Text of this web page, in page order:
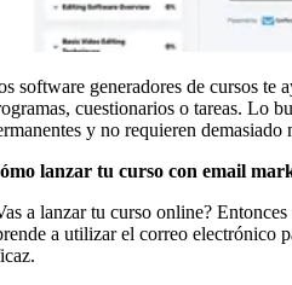
software generadores de cursos te
cuestionarios o tareas. Lo
y no requieren demasiado
lanzar tu curso con email
a lanzar tu curso online?
a utilizar el correo electrónico